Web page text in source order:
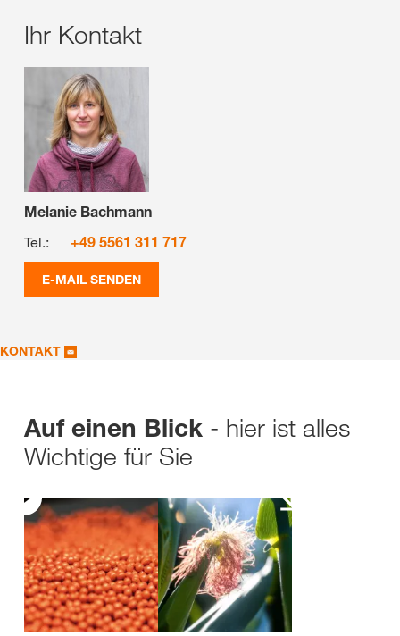
Ihr Kontakt
Melanie Bachmann
Tel.:
+49 5561 311 717
E-MAIL SENDEN
KONTAKT
Auf einen Blick - hier ist alles
Wichtige für Sie